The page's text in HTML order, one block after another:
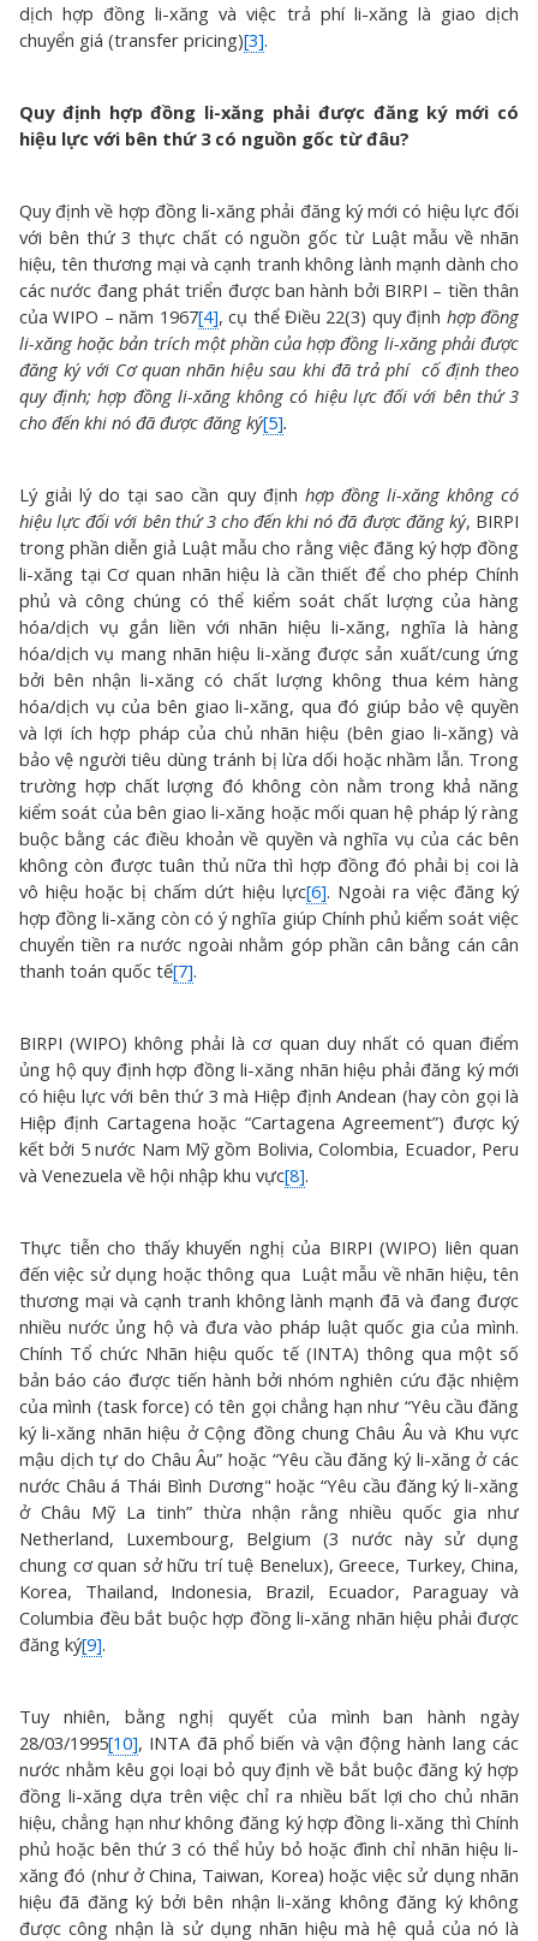
dịch hợp đồng li-xăng và việc trả phí li-xăng là giao dịch
chuyển giá (transfer pricing)[3].
Quy định hợp đồng li-xăng phải được đăng ký mới có
hiệu lực với bên thứ 3 có nguồn gốc từ đâu?
Quy định về hợp đồng li-xăng phải đăng ký mới có hiệu lực đối
với bên thứ 3 thực chất có nguồn gốc từ Luật mẫu về nhãn
hiệu, tên thương mại và cạnh tranh không lành mạnh dành cho
các nước đang phát triển được ban hành bởi BIRPI – tiền thân
của WIPO – năm 1967[4], cụ thể Điều 22(3) quy định hợp đồng
li-xăng hoặc bản trích một phần của hợp đồng li-xăng phải được
đăng ký với Cơ quan nhãn hiệu sau khi đã trả phí cố định theo
quy định; hợp đồng li-xăng không có hiệu lực đối với bên thứ 3
cho đến khi nó đã được đăng ký[5].
Lý giải lý do tại sao cần quy định hợp đồng li-xăng không có
hiệu lực đối với bên thứ 3 cho đến khi nó đã được đăng ký, BIRPI
trong phần diễn giả Luật mẫu cho rằng việc đăng ký hợp đồng
li-xăng tại Cơ quan nhãn hiệu là cần thiết để cho phép Chính
phủ và công chúng có thể kiểm soát chất lượng của hàng
hóa/dịch vụ gắn liền với nhãn hiệu li-xăng, nghĩa là hàng
hóa/dịch vụ mang nhãn hiệu li-xăng được sản xuất/cung ứng
bởi bên nhận li-xăng có chất lượng không thua kém hàng
hóa/dịch vụ của bên giao li-xăng, qua đó giúp bảo vệ quyền
và lợi ích hợp pháp của chủ nhãn hiệu (bên giao li-xăng) và
bảo vệ người tiêu dùng tránh bị lừa dối hoặc nhầm lẫn. Trong
trường hợp chất lượng đó không còn nằm trong khả năng
kiểm soát của bên giao li-xăng hoặc mối quan hệ pháp lý ràng
buộc bằng các điều khoản về quyền và nghĩa vụ của các bên
không còn được tuân thủ nữa thì hợp đồng đó phải bị coi là
vô hiệu hoặc bị chấm dứt hiệu lực[6]. Ngoài ra việc đăng ký
hợp đồng li-xăng còn có ý nghĩa giúp Chính phủ kiểm soát việc
chuyển tiền ra nước ngoài nhằm góp phần cân bằng cán cân
thanh toán quốc tế[7].
BIRPI (WIPO) không phải là cơ quan duy nhất có quan điểm
ủng hộ quy định hợp đồng li-xăng nhãn hiệu phải đăng ký mới
có hiệu lực với bên thứ 3 mà Hiệp định Andean (hay còn gọi là
Hiệp định Cartagena hoặc “Cartagena Agreement”) được ký
kết bởi 5 nước Nam Mỹ gồm Bolivia, Colombia, Ecuador, Peru
và Venezuela về hội nhập khu vực[8].
Thực tiễn cho thấy khuyến nghị của BIRPI (WIPO) liên quan
đến việc sử dụng hoặc thông qua Luật mẫu về nhãn hiệu, tên
thương mại và cạnh tranh không lành mạnh đã và đang được
nhiều nước ủng hộ và đưa vào pháp luật quốc gia của mình.
Chính Tổ chức Nhãn hiệu quốc tế (INTA) thông qua một số
bản báo cáo được tiến hành bởi nhóm nghiên cứu đặc nhiệm
của mình (task force) có tên gọi chẳng hạn như “Yêu cầu đăng
ký li-xăng nhãn hiệu ở Cộng đồng chung Châu Âu và Khu vực
mậu dịch tự do Châu Âu” hoặc “Yêu cầu đăng ký li-xăng ở các
nước Châu á Thái Bình Dương" hoặc “Yêu cầu đăng ký li-xăng
ở Châu Mỹ La tinh” thừa nhận rằng nhiều quốc gia như
Netherland, Luxembourg, Belgium (3 nước này sử dụng
chung cơ quan sở hữu trí tuệ Benelux), Greece, Turkey, China,
Korea, Thailand, Indonesia, Brazil, Ecuador, Paraguay và
Columbia đều bắt buộc hợp đồng li-xăng nhãn hiệu phải được
đăng ký[9].
Tuy nhiên, bằng nghị quyết của mình ban hành ngày
28/03/1995[10], INTA đã phổ biến và vận động hành lang các
nước nhằm kêu gọi loại bỏ quy định về bắt buộc đăng ký hợp
đồng li-xăng dựa trên việc chỉ ra nhiều bất lợi cho chủ nhãn
hiệu, chẳng hạn như không đăng ký hợp đồng li-xăng thì Chính
phủ hoặc bên thứ 3 có thể hủy bỏ hoặc đình chỉ nhãn hiệu li-
xăng đó (như ở China, Taiwan, Korea) hoặc việc sử dụng nhãn
hiệu đã đăng ký bởi bên nhận li-xăng không đăng ký không
được công nhận là sử dụng nhãn hiệu mà hệ quả của nó là